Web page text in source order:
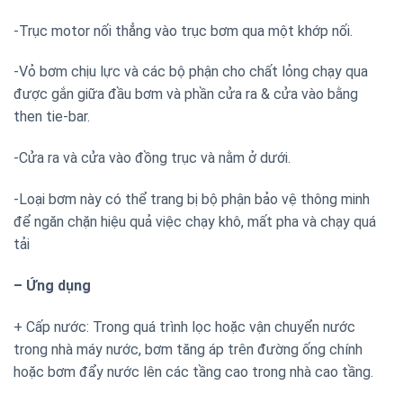
-Trục motor nối thẳng vào trục bơm qua một khớp nối.
-Vỏ bơm chịu lực và các bộ phận cho chất lỏng chạy qua
được gắn giữa đầu bơm và phần cửa ra & cửa vào bằng
then tie-bar.
-Cửa ra và cửa vào đồng trục và nằm ở dưới.
-Loại bơm này có thể trang bị bộ phận bảo vệ thông minh
để ngăn chặn hiệu quả việc chạy khô, mất pha và chạy quá
tải
– Ứng dụng
+ Cấp nước: Trong quá trình lọc hoặc vận chuyển nước
trong nhà máy nước, bơm tăng áp trên đường ống chính
hoặc bơm đẩy nước lên các tầng cao trong nhà cao tầng.